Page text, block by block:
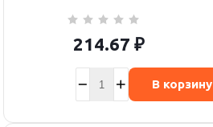
214.67 ₽
В корзину